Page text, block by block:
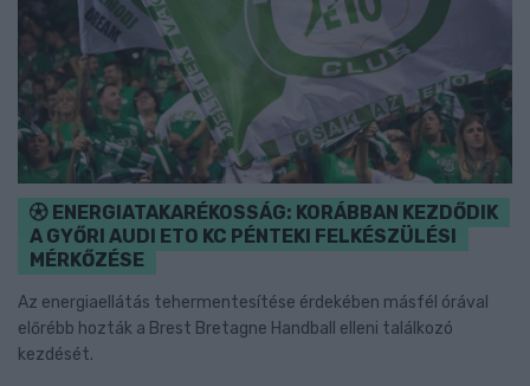
ENERGIATAKARÉKOSSÁG: KORÁBBAN KEZDŐDIK
A GYŐRI AUDI ETO KC PÉNTEKI FELKÉSZÜLÉSI
MÉRKŐZÉSE
Az energiaellátás tehermentesítése érdekében másfél órával
előrébb hozták a Brest Bretagne Handball elleni találkozó
kezdését.